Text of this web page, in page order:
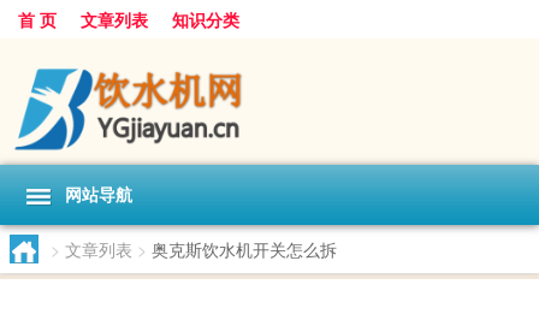
首 页 文章列表 知识分类
网站导航
> 文章列表 > 奥克斯饮水机开关怎么拆